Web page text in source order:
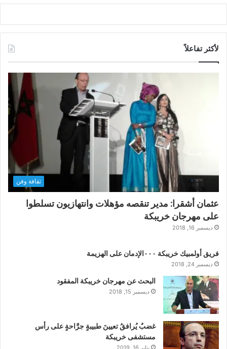
لأكثر تفاعلاً
ثقافة وفن
عثمان أشقرا: مدير تنقصه مؤهلات وانتهازيون تسلطوا
على مهرجان خريبكة
ديسمبر 16, 2018
فريق أولمبيك خريبكة ٠٠٠الإدمان على الهزيمة
ديسمبر 24, 2018
البحث عن مهرجان خريبكة المفقود
ديسمبر 15, 2018
غضبٌ يُرافقُ تعيينَ طبيبةٍ جرَّاحةٍ على رأس
مستشفى خريبكة
يناير 16, 2019